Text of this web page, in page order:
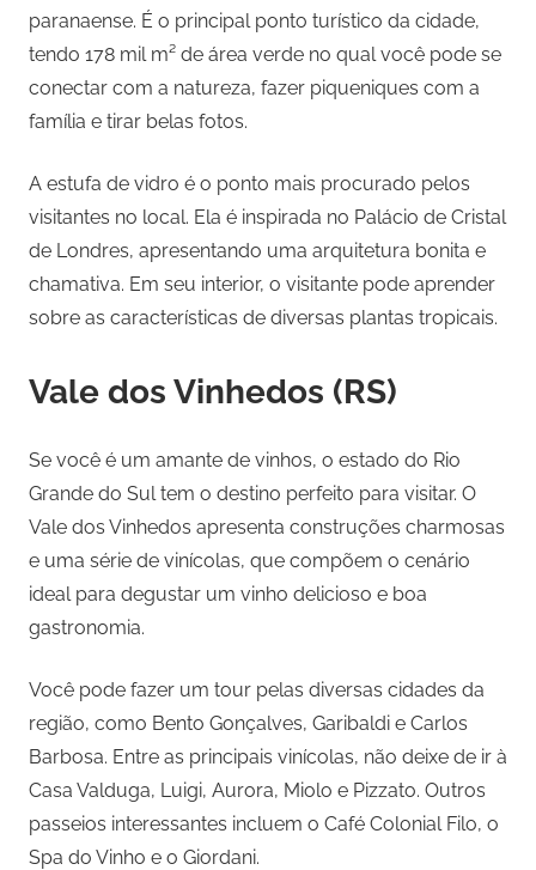
paranaense. É o principal ponto turístico da cidade,
tendo 178 mil m² de área verde no qual você pode se
conectar com a natureza, fazer piqueniques com a
família e tirar belas fotos.
A estufa de vidro é o ponto mais procurado pelos
visitantes no local. Ela é inspirada no Palácio de Cristal
de Londres, apresentando uma arquitetura bonita e
chamativa. Em seu interior, o visitante pode aprender
sobre as características de diversas plantas tropicais.
Vale dos Vinhedos (RS)
Se você é um amante de vinhos, o estado do Rio
Grande do Sul tem o destino perfeito para visitar. O
Vale dos Vinhedos apresenta construções charmosas
e uma série de vinícolas, que compõem o cenário
ideal para degustar um vinho delicioso e boa
gastronomia.
Você pode fazer um tour pelas diversas cidades da
região, como Bento Gonçalves, Garibaldi e Carlos
Barbosa. Entre as principais vinícolas, não deixe de ir à
Casa Valduga, Luigi, Aurora, Miolo e Pizzato. Outros
passeios interessantes incluem o Café Colonial Filo, o
Spa do Vinho e o Giordani.